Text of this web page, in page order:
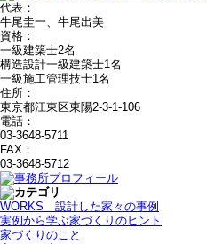
代表：
牛尾圭一、牛尾出美
資格：
一級建築士2名
構造設計一級建築士1名
一級施工管理技士1名
住所：
東京都江東区東陽2-3-1-106
電話：
03-3648-5711
FAX：
03-3648-5712
WORKS＿設計した家々の事例
実例から学ぶ家づくりのヒント
家づくりのこと